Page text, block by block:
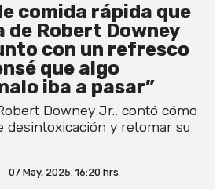
comida rápida que
de Robert Downey
con un refresco
que algo
iba a pasar”
Downey Jr., contó cómo
desintoxicación y retomar su
07 May, 2025. 16:20 hrs